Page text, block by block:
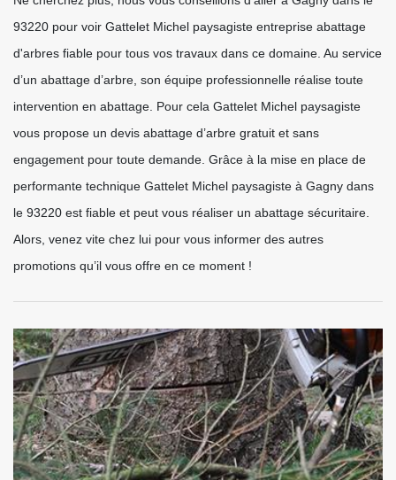
93220 pour voir Gattelet Michel paysagiste entreprise abattage
d'arbres fiable pour tous vos travaux dans ce domaine. Au service
d’un abattage d’arbre, son équipe professionnelle réalise toute
intervention en abattage. Pour cela Gattelet Michel paysagiste
vous propose un devis abattage d’arbre gratuit et sans
engagement pour toute demande. Grâce à la mise en place de
performante technique Gattelet Michel paysagiste à Gagny dans
le 93220 est fiable et peut vous réaliser un abattage sécuritaire.
Alors, venez vite chez lui pour vous informer des autres
promotions qu’il vous offre en ce moment !